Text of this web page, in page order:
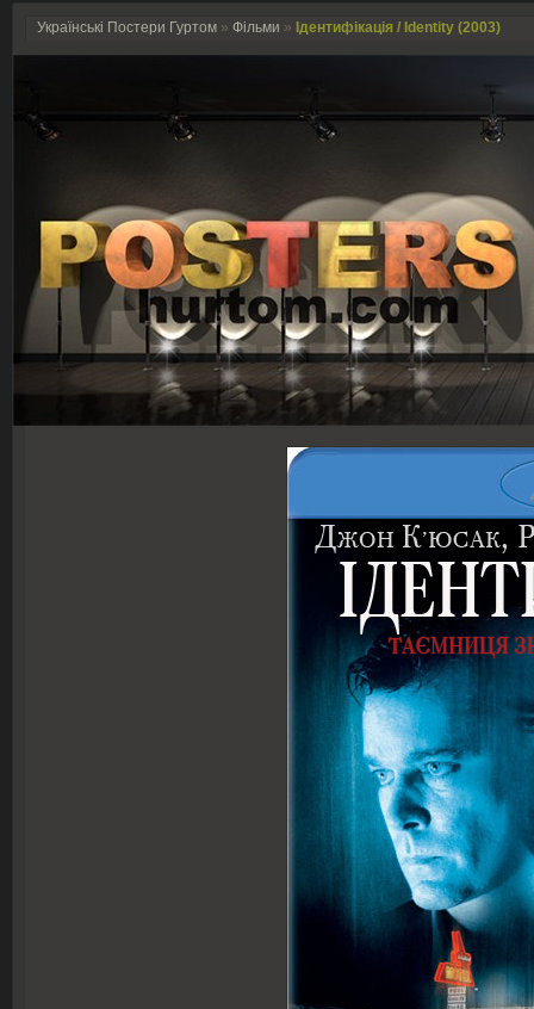
Українські Постери Гуртом » Фільми » Ідентифікація / Identity (2003)